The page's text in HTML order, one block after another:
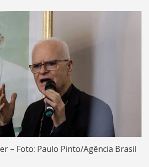
– Foto: Paulo Pinto/Agência Brasil